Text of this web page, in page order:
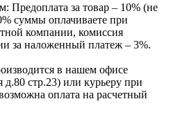
Предоплата за товар – 10% (не
суммы оплачиваете при
компании, комиссия
за наложенный платеж – 3%.
в нашем офисе
д.80 стр.23) или курьеру при
оплата на расчетный